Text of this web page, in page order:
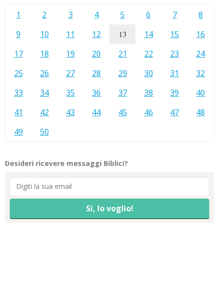
1 2 3 4 5 6 7
8
9
10 11 12 13 14 15
16
17
18 19 20 21 22 23
24
25
26 27 28 29 30 31
32
33
34 35 36 37 38 39
40
41
42 43 44 45 46 47
48
49
50
Desideri ricevere messaggi Biblici?